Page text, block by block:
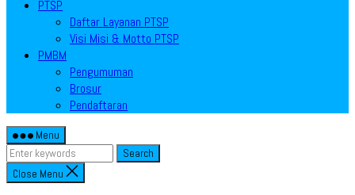
PTSP
Daftar Layanan PTSP
Visi Misi & Motto PTSP
PMBM
Pengumuman
Brosur
Pendaftaran
Menu
Search
Close Menu